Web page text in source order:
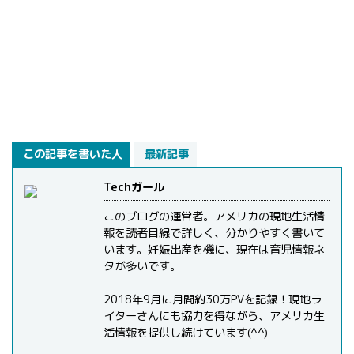
この記事を書いた人 最新記事
Techガール
このブログの運営者。アメリカの現地生活情
報を読者目線で詳しく、分かりやすく書いて
います。妊娠出産を機に、現在は育児情報ネ
タが多いです。
2018年9月に月間約30万PVを記録！現地ラ
イターさんにも協力を得ながら、アメリカ生
活情報を提供し続けています(^^)